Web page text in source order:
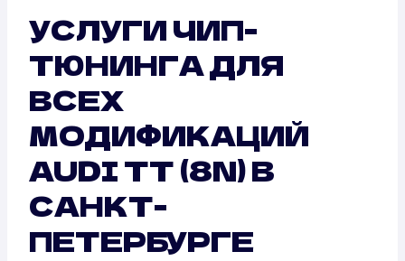
УСЛУГИ ЧИП-
ТЮНИНГА ДЛЯ
ВСЕХ
МОДИФИКАЦИЙ
AUDI TT (8N) В
САНКТ-
ПЕТЕРБУРГЕ